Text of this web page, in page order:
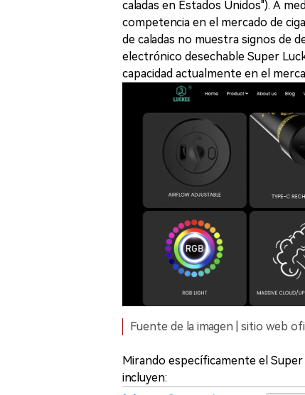
caladas en Estados Unidos"). A
competencia en el mercado de
de caladas no muestra signos de
electrónico desechable Super
capacidad actualmente en el
Fuente de la imagen | sitio web
Mirando específicamente el
incluyen: